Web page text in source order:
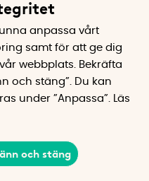
toapall i bambu,
Squatty Potty
För en bättre sittposition på
toaletten
649 kr
anpassa vårt
samt för att ge dig
webbplats.
Bekräfta
och stäng”. Du kan
under ”Anpassa”.
Läs
och stäng